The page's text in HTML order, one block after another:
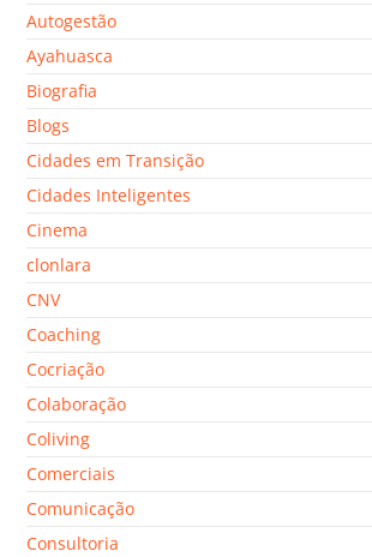
Autogestão
Ayahuasca
Biografia
Blogs
Cidades em Transição
Cidades Inteligentes
Cinema
clonlara
CNV
Coaching
Cocriação
Colaboração
Coliving
Comerciais
Comunicação
Consultoria